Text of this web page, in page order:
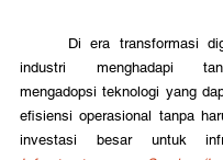
industri menghadapi
mengadopsi teknologi yang
efisiensi operasional tanpa